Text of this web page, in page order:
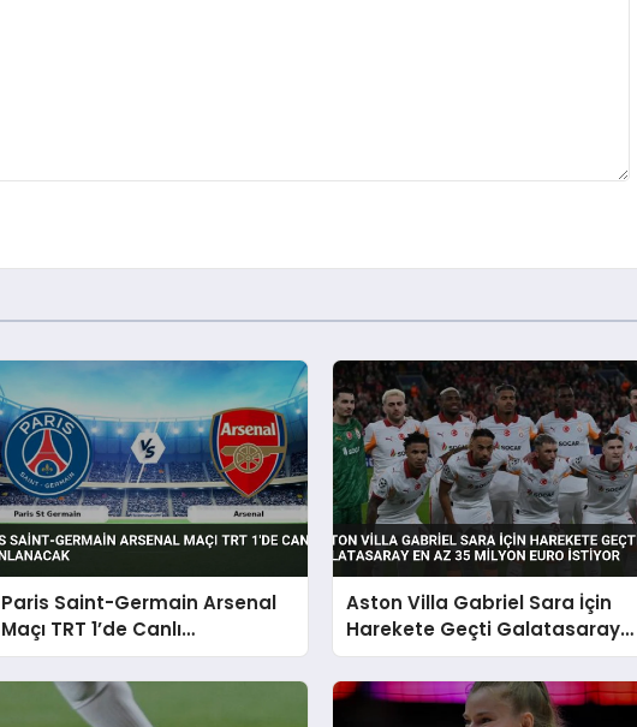
Paris Saint-Germain Arsenal
Maçı TRT 1’de Canlı
Yayınlanacak
Aston Villa Gabriel Sara İçin
Harekete Geçti Galatasaray
En Az 35 Milyon Euro İstiyor